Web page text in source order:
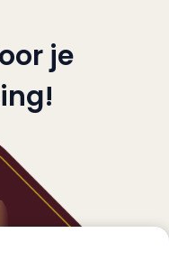
je